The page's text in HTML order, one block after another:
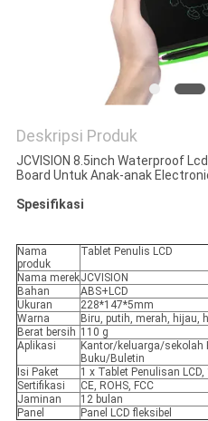
Deskripsi Produk
JCVISION 8.5inch Waterproof
Board Untuk Anak-anak
Spesifikasi
Nama
produk
Tablet Penulis LCD
Nama merekJCVISION
Bahan
ABS+LCD
Ukuran
228*147*5mm
Warna
Biru, putih, merah, hijau,
Berat bersih 110 g
Aplikasi
Kantor/keluarga/sekolah
Buku/Buletin
Isi Paket
1 x Tablet Penulisan
Sertifikasi
CE, ROHS, FCC
Jaminan
12 bulan
Panel
Panel LCD fleksibel